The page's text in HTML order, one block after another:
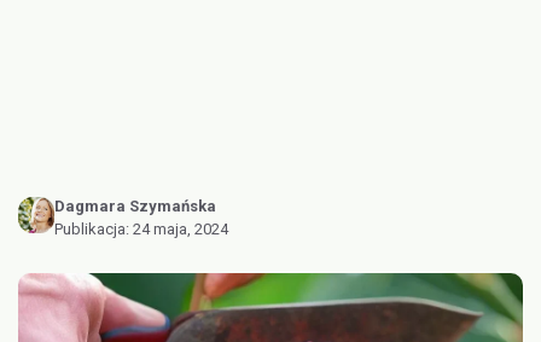
Dagmara Szymańska
Publikacja: 24 maja, 2024